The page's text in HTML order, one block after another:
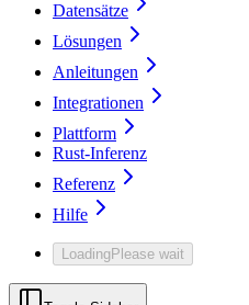
Datensätze
Lösungen
Anleitungen
Integrationen
Plattform
Rust-Inferenz
Referenz
Hilfe
LoadingPlease wait